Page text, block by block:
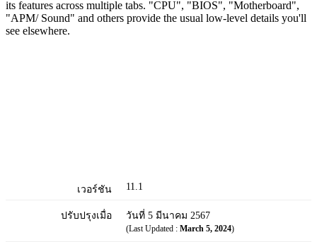
its features across multiple tabs. "CPU", "BIOS", "Motherboard",
"APM/ Sound" and others provide the usual low-level details you'll
see elsewhere.
เวอร์ชัน 11.1
ปรับปรุงเมื่อ วันที่ 5 มีนาคม 2567
(Last Updated : March 5, 2024)